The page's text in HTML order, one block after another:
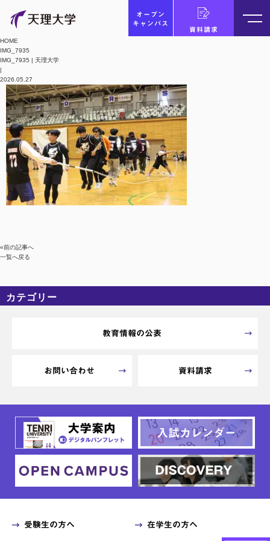
オープン
キャンパス
資料請求
HOME
IMG_7935
IMG_7935 | 天理大学
|
2026.05.27
«前の記事へ
一覧へ戻る
カテゴリー
教育情報の公表
お問い合わせ 資料請求
受験生の方へ 在学生の方へ